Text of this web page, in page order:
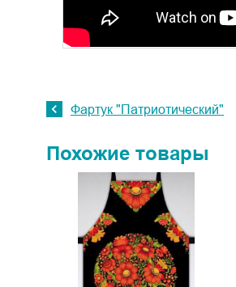
Фартук "Патриотический"
Похожие товары